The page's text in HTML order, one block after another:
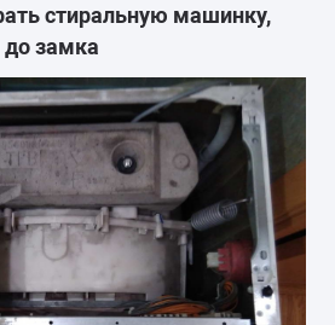
стиральную машинку,
замка